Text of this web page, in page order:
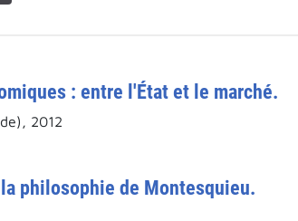
: entre l'État et le marché.
2012
philosophie de Montesquieu.